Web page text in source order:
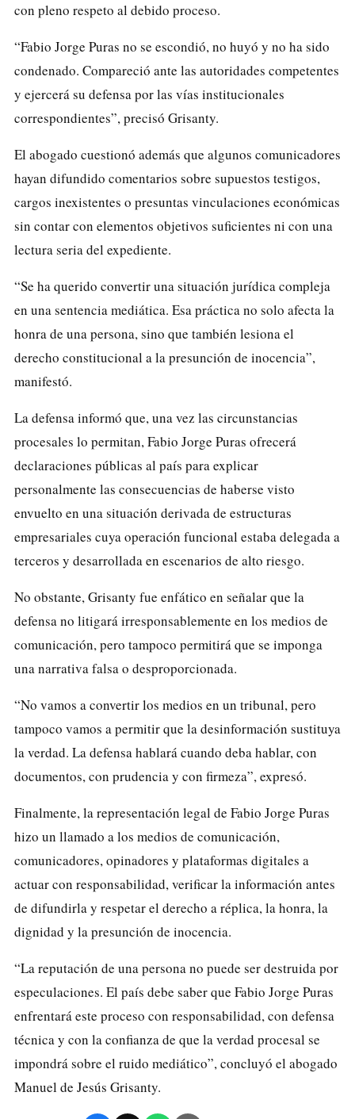
con pleno respeto al debido proceso.
“Fabio Jorge Puras no se escondió, no huyó y no ha sido
condenado. Compareció ante las autoridades competentes
y ejercerá su defensa por las vías institucionales
correspondientes”, precisó Grisanty.
El abogado cuestionó además que algunos comunicadores
hayan difundido comentarios sobre supuestos testigos,
cargos inexistentes o presuntas vinculaciones económicas
sin contar con elementos objetivos suficientes ni con una
lectura seria del expediente.
“Se ha querido convertir una situación jurídica compleja
en una sentencia mediática. Esa práctica no solo afecta la
honra de una persona, sino que también lesiona el
derecho constitucional a la presunción de inocencia”,
manifestó.
La defensa informó que, una vez las circunstancias
procesales lo permitan, Fabio Jorge Puras ofrecerá
declaraciones públicas al país para explicar
personalmente las consecuencias de haberse visto
envuelto en una situación derivada de estructuras
empresariales cuya operación funcional estaba delegada a
terceros y desarrollada en escenarios de alto riesgo.
No obstante, Grisanty fue enfático en señalar que la
defensa no litigará irresponsablemente en los medios de
comunicación, pero tampoco permitirá que se imponga
una narrativa falsa o desproporcionada.
“No vamos a convertir los medios en un tribunal, pero
tampoco vamos a permitir que la desinformación sustituya
la verdad. La defensa hablará cuando deba hablar, con
documentos, con prudencia y con firmeza”, expresó.
Finalmente, la representación legal de Fabio Jorge Puras
hizo un llamado a los medios de comunicación,
comunicadores, opinadores y plataformas digitales a
actuar con responsabilidad, verificar la información antes
de difundirla y respetar el derecho a réplica, la honra, la
dignidad y la presunción de inocencia.
“La reputación de una persona no puede ser destruida por
especulaciones. El país debe saber que Fabio Jorge Puras
enfrentará este proceso con responsabilidad, con defensa
técnica y con la confianza de que la verdad procesal se
impondrá sobre el ruido mediático”, concluyó el abogado
Manuel de Jesús Grisanty.